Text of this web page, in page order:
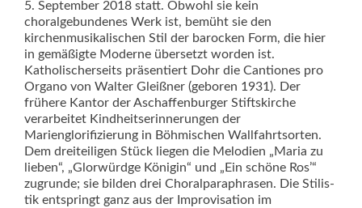
5. September 2018 statt. Obwohl sie kein
choralgebundenes Werk ist, bemüht sie den
kirchenmusikalischen Stil der barocken Form, die hier
in gemäßigte Moderne übersetzt worden ist.
Katholischerseits präsentiert Dohr die Cantiones pro
Organo von Walter Gleißner (geboren 1931). Der
frühere Kantor der Aschaffenburger Stiftskirche
verarbeitet Kindheitserinnerungen der
Marienglorifizierung in Böhmischen Wallfahrts­orten.
Dem dreiteiligen Stück liegen die Melodien „Maria zu
lieben“, „Glorwürdge Königin“ und „Ein schöne Ros’“
zugrunde; sie bilden drei Choralparaphrasen. Die Stilis­
tik entspringt ganz aus der Improvisation im